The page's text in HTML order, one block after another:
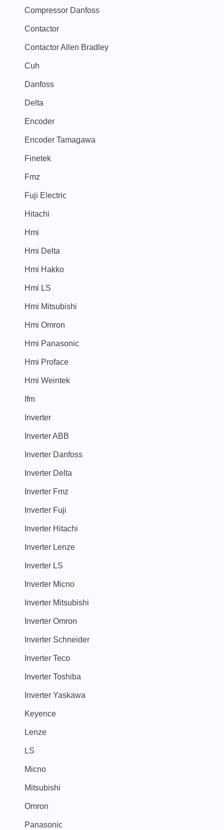
Compressor Danfoss
Contactor
Contactor Allen Bradley
Cuh
Danfoss
Delta
Encoder
Encoder Tamagawa
Finetek
Fmz
Fuji Electric
Hitachi
Hmi
Hmi Delta
Hmi Hakko
Hmi LS
Hmi Mitsubishi
Hmi Omron
Hmi Panasonic
Hmi Proface
Hmi Weintek
Ifm
Inverter
Inverter ABB
Inverter Danfoss
Inverter Delta
Inverter Fmz
Inverter Fuji
Inverter Hitachi
Inverter Lenze
Inverter LS
Inverter Micno
Inverter Mitsubishi
Inverter Omron
Inverter Schneider
Inverter Teco
Inverter Toshiba
Inverter Yaskawa
Keyence
Lenze
LS
Micno
Mitsubishi
Omron
Panasonic